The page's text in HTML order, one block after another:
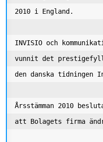
2010 i England.
INVISIO och
vunnit det
den danska tidningen
Årsstämman 2010
att Bolagets firma